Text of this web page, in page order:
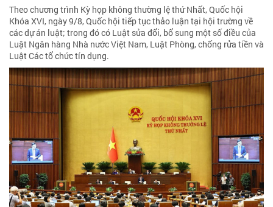
Theo chương trình Kỳ họp không thường lệ thứ Nhất, Quốc hội
Khóa XVI, ngày 9/8, Quốc hội tiếp tục thảo luận tại hội trường về
các dự án luật; trong đó có Luật sửa đổi, bổ sung một số điều của
Luật Ngân hàng Nhà nước Việt Nam, Luật Phòng, chống rửa tiền và
Luật Các tổ chức tín dụng.